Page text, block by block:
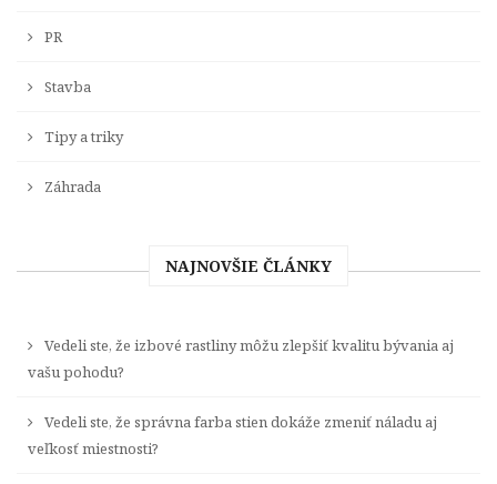
PR
Stavba
Tipy a triky
Záhrada
NAJNOVŠIE ČLÁNKY
Vedeli ste, že izbové rastliny môžu zlepšiť kvalitu bývania aj
vašu pohodu?
Vedeli ste, že správna farba stien dokáže zmeniť náladu aj
veľkosť miestnosti?